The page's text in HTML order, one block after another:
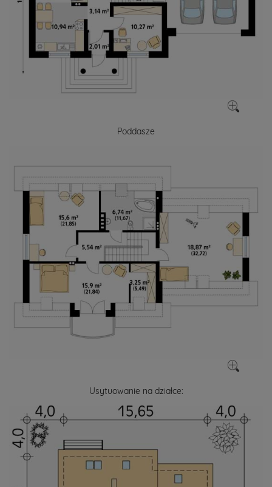
Poddasze
Usytuowanie na działce: